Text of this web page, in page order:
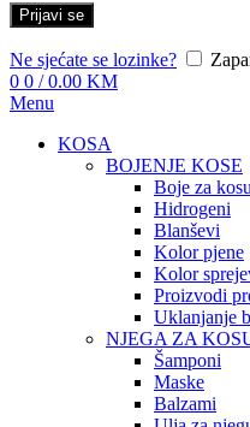
Prijavi se
Ne sjećate se lozinke?
0 0 / 0.00 KM
Menu
KOSA
BOJENJE KOSE
Boje za kosu
Hidrogeni
Blanševi
Kolor pjene
Kolor
Proizvodi
Uklanjanje
NJEGA ZA
Šamponi
Maske
Balzami